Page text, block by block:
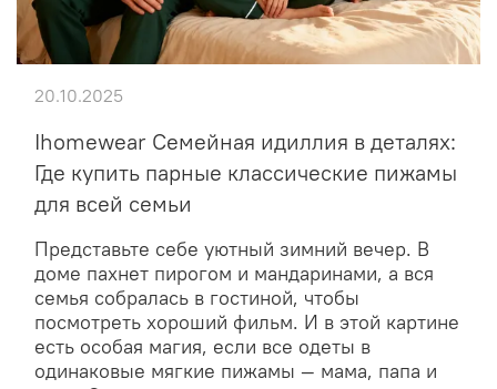
Ihomewear Семейная идиллия в деталях:
Где купить парные классические пижамы
для всей семьи
Представьте себе уютный зимний вечер. В
доме пахнет пирогом и мандаринами, а вся
семья собралась в гостиной, чтобы
посмотреть хороший фильм. И в этой картине
есть особая магия, если все одеты в
одинаковые мягкие пижамы — мама, папа и
20.10.2025